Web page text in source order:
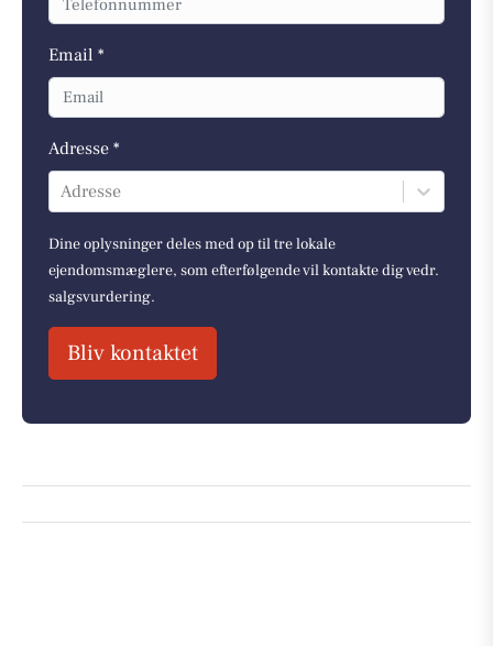
Email *
Adresse *
Adresse
Dine oplysninger deles med op til tre lokale
ejendomsmæglere, som efterfølgende vil kontakte dig vedr.
salgsvurdering.
Bliv kontaktet